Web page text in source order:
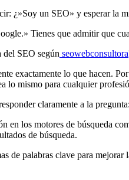
¿»Soy un SEO» y esperar la
Tienes que admitir que
del SEO según seowebconsultora
exactamente lo que hacen.
lo mismo para cualquier
claramente a la
los motores de búsqueda
de búsqueda.
palabras clave para